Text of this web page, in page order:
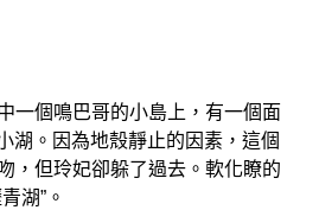
一個鳴巴哥的小島上，有一個面
湖。因為地殼靜止的因素，這個
，但玲妃卻躲了過去。軟化瞭的
湖”。